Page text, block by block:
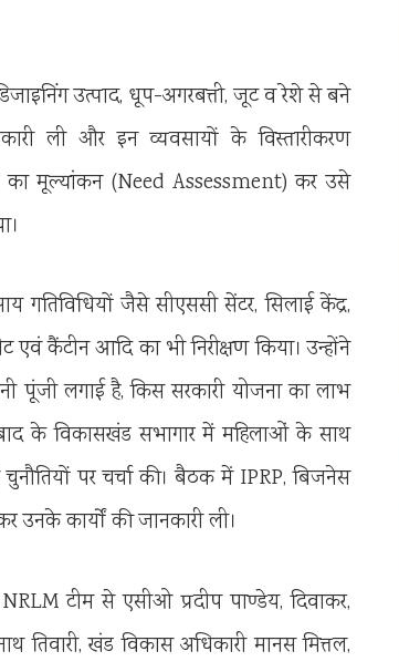
उत्पाद, धूप-अगरबत्ती, जूट व रेशे से बने
ली और इन व्यवसायों के विस्तारीकरण
मूल्यांकन (Need Assessment) कर उसे
गतिविधियों जैसे सीएससी सेंटर, सिलाई केंद्र,
एवं कैंटीन आदि का भी निरीक्षण किया। उन्होंने
पूंजी लगाई है, किस सरकारी योजना का लाभ
के विकासखंड सभागार में महिलाओं के साथ
पर चर्चा की। बैठक में IPRP, बिजनेस
उनके कार्यों की जानकारी ली।
टीम से एसीओ प्रदीप पाण्डेय, दिवाकर,
तिवारी, खंड विकास अधिकारी मानस मित्तल,